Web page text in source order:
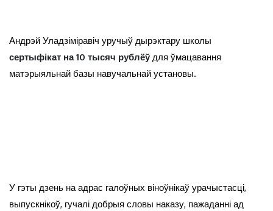
Андрэй Уладзіміравіч уручыў дырэктару школы
сертыфікат на 10 тысяч рублёў для ўмацавання
матэрыяльнай базы навучальнай установы.
У гэты дзень на адрас галоўных віноўнікаў урачыстасці,
выпускнікоў, гучалі добрыя словы наказу, пажаданні ад